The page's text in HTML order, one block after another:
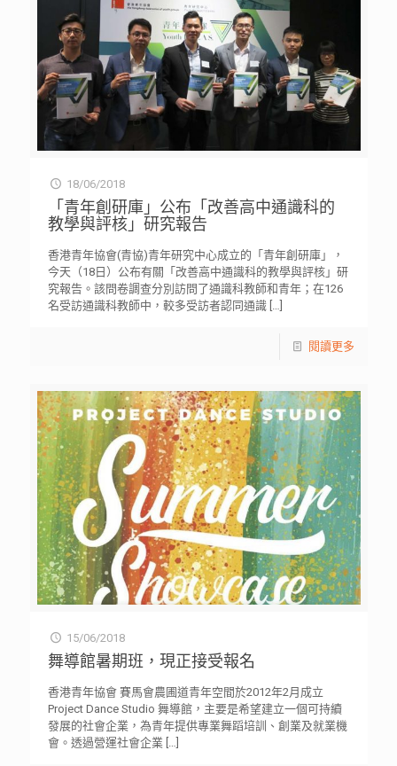
18/06/2018
「青年創研庫」公布「改善高中通識科的
教學與評核」研究報告
香港青年協會(青協)青年研究中心成立的「青年創研庫」，
今天（18日）公布有關「改善高中通識科的教學與評核」研
究報告。該問卷調查分別訪問了通識科教師和青年；在126
名受訪通識科教師中，較多受訪者認同通識[…]
閱讀更多
15/06/2018
舞導館暑期班，現正接受報名
香港青年協會 賽馬會農圃道青年空間於2012年2月成立
Project Dance Studio 舞導館，主要是希望建立一個可持續
發展的社會企業，為青年提供專業舞蹈培訓、創業及就業機
會。透過營運社會企業[…]